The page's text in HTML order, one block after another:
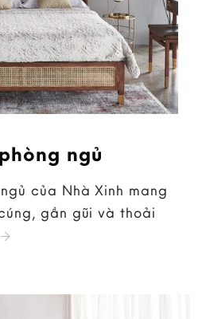
ngủ
của Nhà Xinh mang
gần gũi và thoải